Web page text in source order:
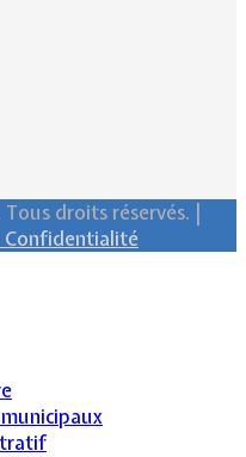
droits réservés. |
Confidentialité
municipaux